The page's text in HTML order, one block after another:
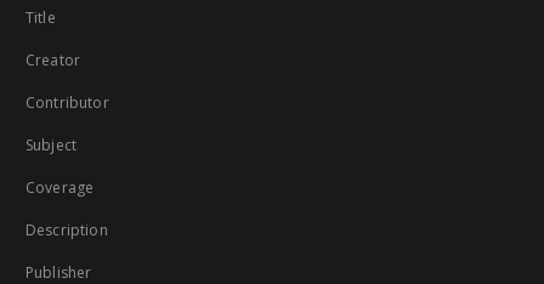
Title
Creator
Contributor
Subject
Coverage
Description
Publisher